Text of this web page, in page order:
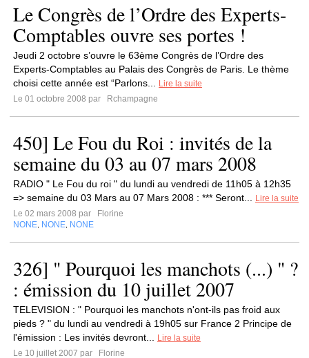
Le Congrès de l’Ordre des Experts-
Comptables ouvre ses portes !
Jeudi 2 octobre s’ouvre le 63ème Congrès de l’Ordre des
Experts-Comptables au Palais des Congrès de Paris. Le thème
choisi cette année est “Parlons...
Lire la suite
Le 01 octobre 2008 par
Rchampagne
450] Le Fou du Roi : invités de la
semaine du 03 au 07 mars 2008
RADIO " Le Fou du roi " du lundi au vendredi de 11h05 à 12h35
=> semaine du 03 Mars au 07 Mars 2008 : *** Seront...
Lire la suite
Le 02 mars 2008 par
Florine
NONE NONE NONE
326] " Pourquoi les manchots (...) " ?
: émission du 10 juillet 2007
TELEVISION : " Pourquoi les manchots n'ont-ils pas froid aux
pieds ? " du lundi au vendredi à 19h05 sur France 2 Principe de
l'émission : Les invités devront...
Lire la suite
Le 10 juillet 2007 par
Florine